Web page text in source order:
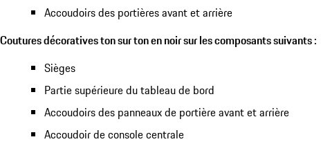
Accoudoirs des portières avant et arrière
Coutures décoratives ton sur ton en noir sur les composants suivants :
Sièges
Partie supérieure du tableau de bord
Accoudoirs des panneaux de portière avant et arrière
Accoudoir de console centrale